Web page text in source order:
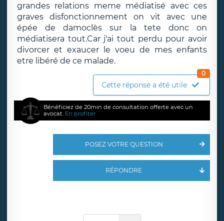
grandes relations meme médiatisé avec ces
graves disfonctionnement on vit avec une
épée de damoclès sur la tete donc on
médiatisera tout.Car j'ai tout perdu pour avoir
divorcer et exaucer le voeu de mes enfants
etre libéré de ce malade.
Cette réponse a été utile
0
Bénéficiez de 20min de consultation offerte avec un
avocat. En profiter
POSEZ VOTRE QUESTION
RÉPONDRE